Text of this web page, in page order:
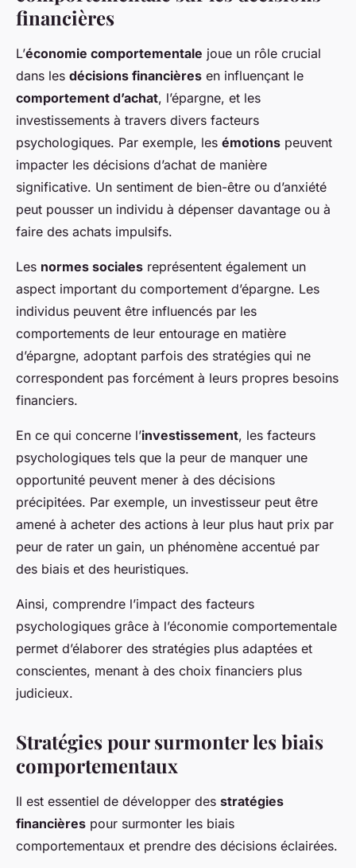
financières
L’économie comportementale joue un rôle crucial
dans les décisions financières en influençant le
comportement d’achat, l’épargne, et les
investissements à travers divers facteurs
psychologiques. Par exemple, les émotions peuvent
impacter les décisions d’achat de manière
significative. Un sentiment de bien-être ou d’anxiété
peut pousser un individu à dépenser davantage ou à
faire des achats impulsifs.
Les normes sociales représentent également un
aspect important du comportement d’épargne. Les
individus peuvent être influencés par les
comportements de leur entourage en matière
d’épargne, adoptant parfois des stratégies qui ne
correspondent pas forcément à leurs propres besoins
financiers.
En ce qui concerne l’investissement, les facteurs
psychologiques tels que la peur de manquer une
opportunité peuvent mener à des décisions
précipitées. Par exemple, un investisseur peut être
amené à acheter des actions à leur plus haut prix par
peur de rater un gain, un phénomène accentué par
des biais et des heuristiques.
Ainsi, comprendre l’impact des facteurs
psychologiques grâce à l’économie comportementale
permet d’élaborer des stratégies plus adaptées et
conscientes, menant à des choix financiers plus
judicieux.
Stratégies pour surmonter les biais
comportementaux
Il est essentiel de développer des stratégies
financières pour surmonter les biais
comportementaux et prendre des décisions éclairées.